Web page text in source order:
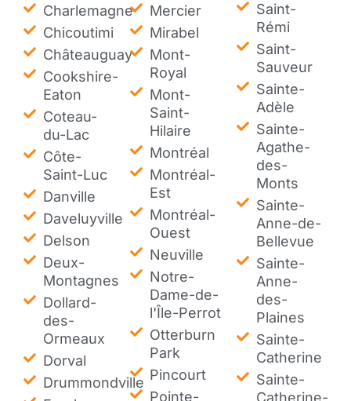
Charlemagne
Chicoutimi
Châteauguay
Cookshire-
Eaton
Coteau-
du-Lac
Côte-
Saint-Luc
Danville
Daveluyville
Delson
Deux-
Montagnes
Dollard-
des-
Ormeaux
Dorval
Drummondville
Mercier
Mirabel
Mont-
Royal
Mont-
Saint-
Hilaire
Montréal
Montréal-
Est
Montréal-
Ouest
Neuville
Notre-
Dame-de-
l'Île-Perrot
Otterburn
Park
Pincourt
Pointe-
Saint-
Rémi
Saint-
Sauveur
Sainte-
Adèle
Sainte-
Agathe-
des-
Monts
Sainte-
Anne-de-
Bellevue
Sainte-
Anne-
des-
Plaines
Sainte-
Catherine
Sainte-
Catherine-